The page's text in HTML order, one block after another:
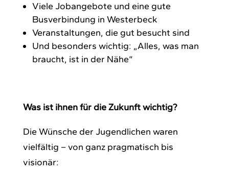
Viele Jobangebote und eine gute
Busverbindung in Westerbeck
Veranstaltungen, die gut besucht sind
Und besonders wichtig: „Alles, was man
braucht, ist in der Nähe“
Was ist ihnen für die Zukunft wichtig?
Die Wünsche der Jugendlichen waren
vielfältig – von ganz pragmatisch bis
visionär: